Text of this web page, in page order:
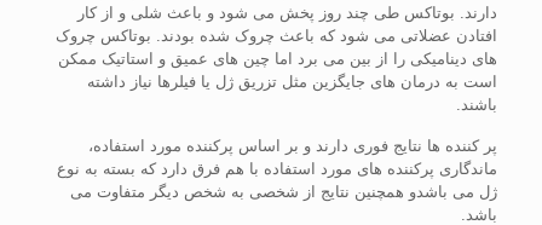
دارند. بوتاکس طی چند روز پخش می شود و باعث شلی و از کار
افتادن عضلاتی می شود که باعث چروک شده بودند. بوتاکس چروک
های دینامیکی را از بین می برد اما چین های عمیق و استاتیک ممکن
است به درمان های جایگزین مثل تزریق ژل یا فیلرها نیاز داشته
باشند.
پر کننده ها نتایج فوری دارند و بر اساس پرکننده مورد استفاده،
ماندگاری پرکننده های مورد استفاده با هم فرق دارد که بسته به نوع
ژل می باشدو همچنین نتایج از شخصی به شخص دیگر متفاوت می
باشد.